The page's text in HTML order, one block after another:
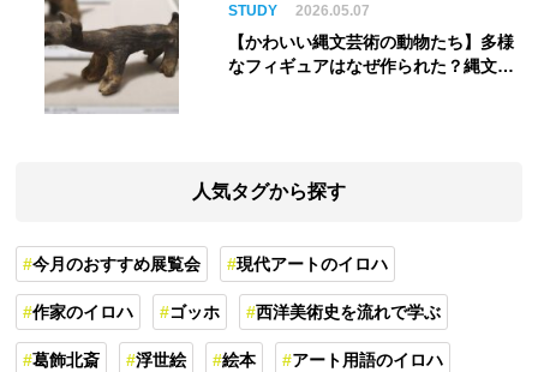
STUDY 2026.05.07
【かわいい縄文芸術の動物たち】多様
なフィギュアはなぜ作られた？縄文人
人気タグから探す
今月のおすすめ展覧会 現代アートのイロハ
作家のイロハ ゴッホ 西洋美術史を流れで学ぶ
葛飾北斎 浮世絵 絵本 アート用語のイロハ